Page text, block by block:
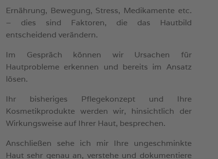
Ernährung, Bewegung, Stress, Medikamente etc.
– dies sind Faktoren, die das Hautbild
entscheidend verändern.
Im Gespräch können wir Ursachen für
Hautprobleme erkennen und bereits im Ansatz
lösen.
Ihr bisheriges Pflegekonzept und Ihre
Kosmetikprodukte werden wir, hinsichtlich der
Wirkungsweise auf Ihrer Haut, besprechen.
Anschließen sehe ich mir Ihre ungeschminkte
Haut sehr genau an, verstehe und dokumentiere